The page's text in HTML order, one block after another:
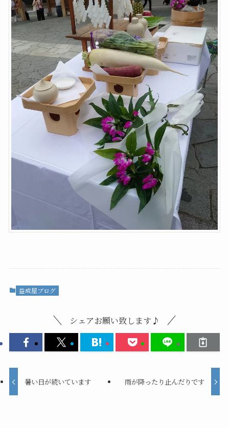
益成屋ブログ
シェアお願い致します♪
暑い日が続いています 雨が降ったり止んだりです